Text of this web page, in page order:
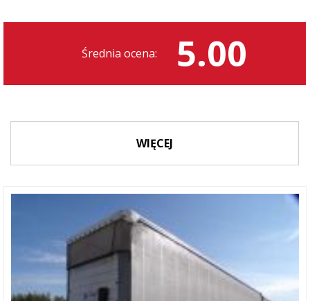
Średnia ocena: 5.00
WIĘCEJ